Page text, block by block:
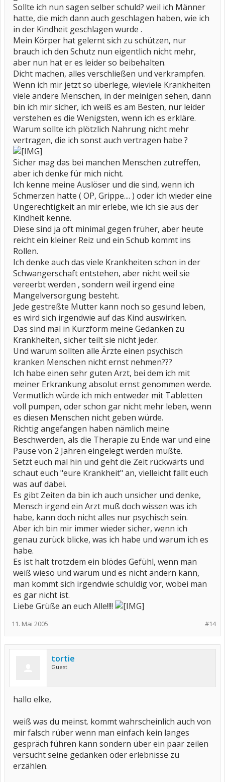
Sollte ich nun sagen selber schuld? weil ich Männer
hatte, die mich dann auch geschlagen haben, wie ich
in der Kindheit geschlagen wurde .
Mein Körper hat gelernt sich zu schützen, nur
brauch ich den Schutz nun eigentlich nicht mehr,
aber nun hat er es leider so beibehalten.
Dicht machen, alles verschließen und verkrampfen.
Wenn ich mir jetzt so überlege, wieviele Krankheiten
viele andere Menschen, in der meinigen sehen, dann
bin ich mir sicher, ich weiß es am Besten, nur leider
verstehen es die Wenigsten, wenn ich es erkläre.
Warum sollte ich plötzlich Nahrung nicht mehr
vertragen, die ich sonst auch vertragen habe ?
Sicher mag das bei manchen Menschen zutreffen,
aber ich denke für mich nicht.
Ich kenne meine Auslöser und die sind, wenn ich
Schmerzen hatte ( OP, Grippe.... ) oder ich wieder eine
Ungerechtigkeit an mir erlebe, wie ich sie aus der
Kindheit kenne.
Diese sind ja oft minimal gegen früher, aber heute
reicht ein kleiner Reiz und ein Schub kommt ins
Rollen.
Ich denke auch das viele Krankheiten schon in der
Schwangerschaft entstehen, aber nicht weil sie
vereerbt werden , sondern weil irgend eine
Mangelversorgung besteht.
Jede gestreßte Mutter kann noch so gesund leben,
es wird sich irgendwie auf das Kind auswirken.
Das sind mal in Kurzform meine Gedanken zu
Krankheiten, sicher teilt sie nicht jeder.
Und warum sollten alle Ärzte einen psychisch
kranken Menschen nicht ernst nehmen???
Ich habe einen sehr guten Arzt, bei dem ich mit
meiner Erkrankung absolut ernst genommen werde.
Vermutlich würde ich mich entweder mit Tabletten
voll pumpen, oder schon gar nicht mehr leben, wenn
es diesen Menschen nicht geben würde.
Richtig angefangen haben nämlich meine
Beschwerden, als die Therapie zu Ende war und eine
Pause von 2 Jahren eingelegt werden mußte.
Setzt euch mal hin und geht die Zeit rückwärts und
schaut euch "eure Krankheit" an, vielleicht fällt euch
was auf dabei.
Es gibt Zeiten da bin ich auch unsicher und denke,
Mensch irgend ein Arzt muß doch wissen was ich
habe, kann doch nicht alles nur psychisch sein.
Aber ich bin mir immer wieder sicher, wenn ich
genau zurück blicke, was ich habe und warum ich es
habe.
Es ist halt trotzdem ein blödes Gefühl, wenn man
weiß wieso und warum und es nicht ändern kann,
man kommt sich irgendwie schuldig vor, wobei man
es gar nicht ist.
Liebe Grüße an euch Alle!!!!
#14
11. Mai 2005
tortie
Guest
hallo elke,
weiß was du meinst. kommt wahrscheinlich auch von
mir falsch rüber wenn man einfach kein langes
gespräch führen kann sondern über ein paar zeilen
versucht seine gedanken oder erlebnisse zu
erzählen.